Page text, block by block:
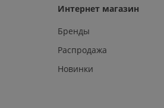
Интернет магазин
Бренды
Распродажа
Новинки